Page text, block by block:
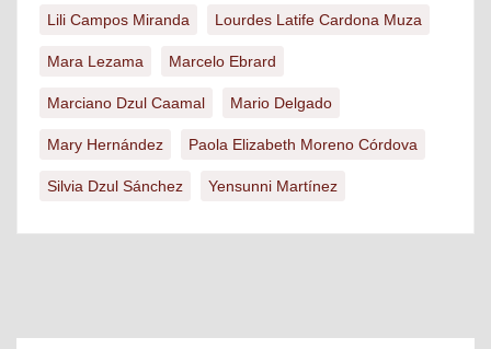
Lili Campos Miranda Lourdes Latife Cardona Muza
Mara Lezama Marcelo Ebrard
Marciano Dzul Caamal Mario Delgado
Mary Hernández Paola Elizabeth Moreno Córdova
Silvia Dzul Sánchez Yensunni Martínez